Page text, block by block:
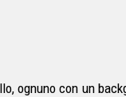
ognuno con un